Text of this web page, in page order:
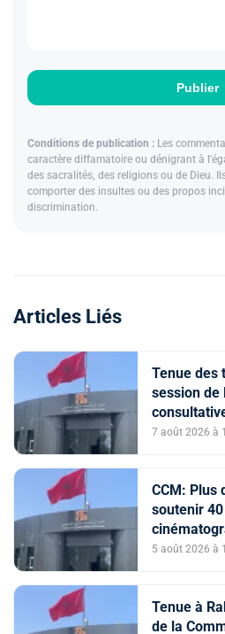
Publier
Conditions de publication : Les
caractère diffamatoire ou dénigrant à
des sacralités, des religions ou de Dieu.
comporter des insultes ou des propos
discrimination.
Articles Liés
Tenue des
session de
un avis sur
7 août 2026 à
CCM: Plus
soutenir
5 août 2026 à
Tenue à
de la